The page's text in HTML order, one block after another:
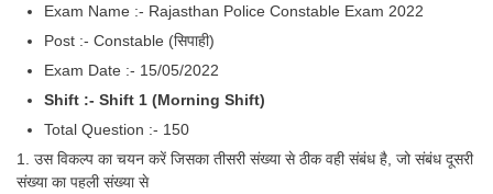
SSC CGL TIER-1
Tier-1 PAPERS
Tier-1 Answer Keys
Exam Name :- Rajasthan Police Constable Exam 2022
Post :- Constable (सिपाही)
Exam Date :- 15/05/2022
Shift :- Shift 1 (Morning Shift)
Total Question :- 150
1. उस विकल्प का चयन करें जिसका तीसरी संख्या से ठीक वही संबंध है, जो संबंध दूसरी
संख्या का पहली संख्या से